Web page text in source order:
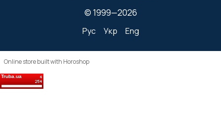
© 1999—2026
Рус Укр Eng
Online store built with Horoshop
Truba.ua